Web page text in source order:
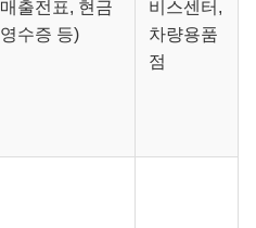
매출전표, 현금
영수증 등)
비스센터,
차량용품
점